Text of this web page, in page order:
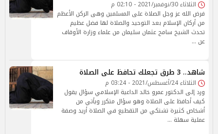
الثلاثاء 30/نوفمبر/2021 - 02:10 م
فرض الله عز وجل الصلاة على المسلمين وهى الركن الأعظم
من أركان الإسلام بعد التوحيد والصلاة لها فضل عظيم
تحدث الشيخ سامح عثمان سليمان من علماء وزارة الأوقاف
عن …
شاهد.. 3 طرق تجعلك تحافظ على الصلاة
الثلاثاء 24/أغسطس/2021 - 03:24 م
ورد إلى الدكتور عمرو خالد الداعية الإسلامي سؤال يقول
كيف أحافظ على الصلاة وهو سؤال متكرر ويأتي من
أشخاص كثيرة تشتكي من التقطيع في الصلاة أريد وصفة
عملية سهلة …